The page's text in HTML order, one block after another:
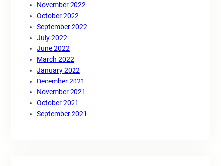
November 2022
October 2022
September 2022
July 2022
June 2022
March 2022
January 2022
December 2021
November 2021
October 2021
September 2021